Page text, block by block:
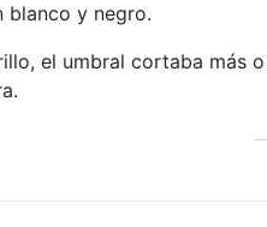
blanco y negro.
el umbral cortaba más o